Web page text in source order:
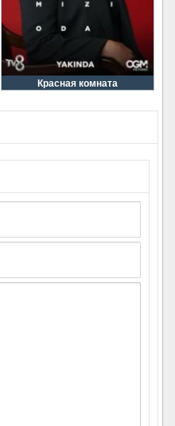
Красная комната